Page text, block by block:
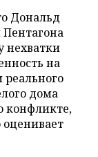
Дональд
Пентагона
нехватки
на
реального
дома
конфликте,